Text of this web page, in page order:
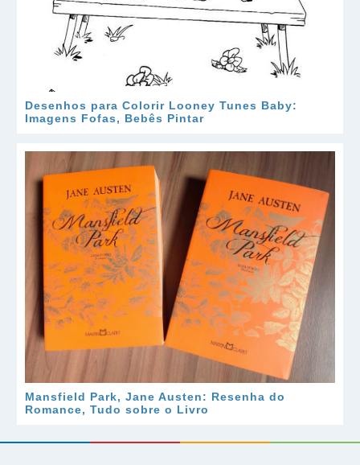
Desenhos para Colorir Looney Tunes Baby:
Imagens Fofas, Bebês Pintar
Mansfield Park, Jane Austen: Resenha do
Romance, Tudo sobre o Livro